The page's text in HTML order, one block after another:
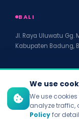
BALI
Jl. Raya Uluwatu Gg.
Kabupaten Badung,
© 2026 PT
Privacy PolicyTerms of
We use
We use
analyze traffic,
Policyfor